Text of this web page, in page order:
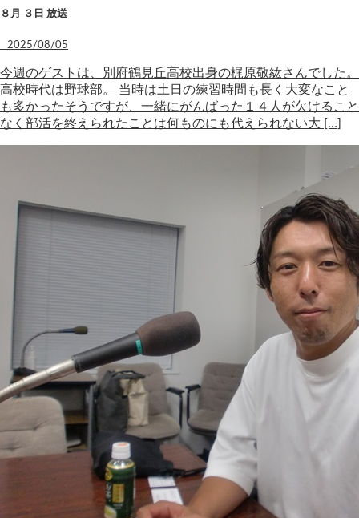
８月 ３日 放送
2025/08/05
今週のゲストは、別府鶴見丘高校出身の梶原敬紘さんでした。
高校時代は野球部。 当時は土日の練習時間も長く大変なこと
も多かったそうですが、一緒にがんばった１４人が欠けること
なく部活を終えられたことは何ものにも代えられない大 […]